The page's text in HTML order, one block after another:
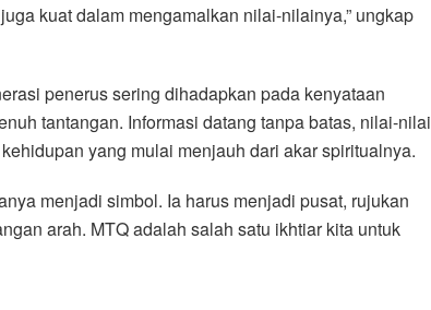
kuat dalam mengamalkan nilai-nilainya,” ungkap
penerus sering dihadapkan pada kenyataan
tantangan. Informasi datang tanpa batas, nilai-nilai
yang mulai menjauh dari akar spiritualnya.
menjadi simbol. Ia harus menjadi pusat, rujukan
arah. MTQ adalah salah satu ikhtiar kita untuk